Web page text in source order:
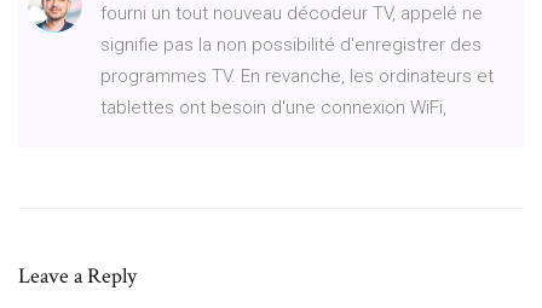
fourni un tout nouveau décodeur TV, appelé ne
signifie pas la non possibilité d'enregistrer des
programmes TV. En revanche, les ordinateurs et
tablettes ont besoin d'une connexion WiFi,
Leave a Reply